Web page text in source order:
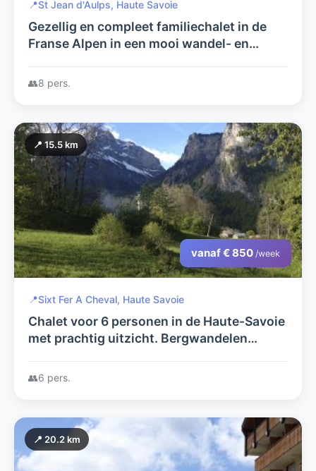
📍St Jean d'Aulps, Haute Savoie
Gezellig en compleet familiechalet in de
Franse Alpen in een mooi wandel- en
loopafstand van het dorp.
👥8 pers.
📍 15.5 km
vanaf € 850 /week
📍Sixt Fer A Cheval, Haute Savoie
Chalet voor 6 personen in de Haute-Savoie
met prachtig uitzicht. Bergwandelen
bergreservaten van Frankrijk.
👥6 pers.
📍 20.2 km